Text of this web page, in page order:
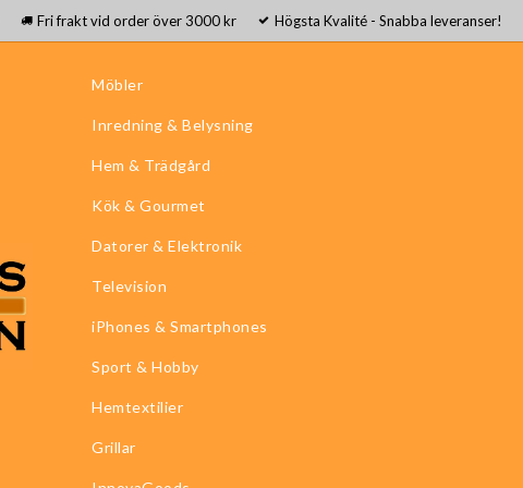
Fri frakt vid order över 3000 kr Högsta Kvalité - Snabba leveranser!
Möbler
Inredning & Belysning
Hem & Trädgård
Kök & Gourmet
Datorer & Elektronik
Television
iPhones & Smartphones
Sport & Hobby
Hemtextilier
Grillar